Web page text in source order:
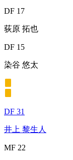
DF 17
荻原 拓也
DF 15
染谷 悠太
DF 31
井上 黎生人
MF 22